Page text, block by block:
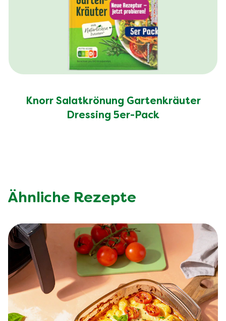
Knorr Salatkrönung Gartenkräuter
Dressing 5er-Pack
Ähnliche Rezepte